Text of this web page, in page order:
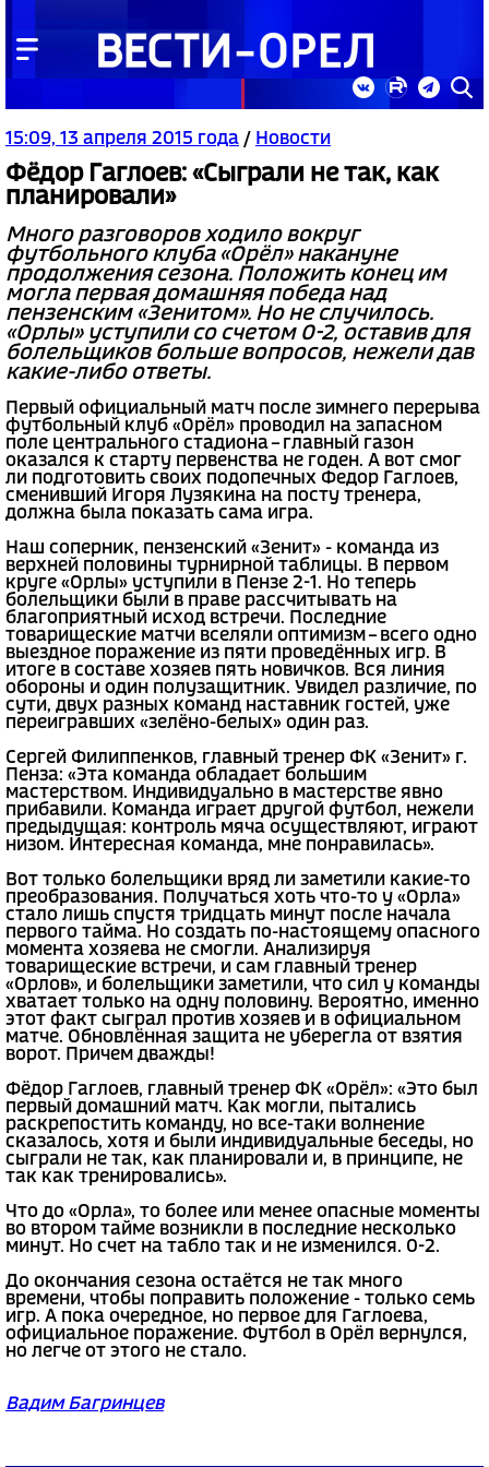
15:09, 13 апреля 2015 года / Новости
Фёдор Гаглоев: «Сыграли не так, как
планировали»
Много разговоров ходило вокруг
футбольного клуба «Орёл» накануне
продолжения сезона. Положить конец им
могла первая домашняя победа над
пензенским «Зенитом». Но не случилось.
«Орлы» уступили со счетом 0-2, оставив для
болельщиков больше вопросов, нежели дав
какие-либо ответы.
Первый официальный матч после зимнего перерыва
футбольный клуб «Орёл» проводил на запасном
поле центрального стадиона – главный газон
оказался к старту первенства не годен. А вот смог
ли подготовить своих подопечных Федор Гаглоев,
сменивший Игоря Лузякина на посту тренера,
должна была показать сама игра.
Наш соперник, пензенский «Зенит» - команда из
верхней половины турнирной таблицы. В первом
круге «Орлы» уступили в Пензе 2-1. Но теперь
болельщики были в праве рассчитывать на
благоприятный исход встречи. Последние
товарищеские матчи вселяли оптимизм – всего одно
выездное поражение из пяти проведённых игр. В
итоге в составе хозяев пять новичков. Вся линия
обороны и один полузащитник. Увидел различие, по
сути, двух разных команд наставник гостей, уже
переигравших «зелёно-белых» один раз.
Сергей Филиппенков, главный тренер ФК «Зенит» г.
Пенза: «Эта команда обладает большим
мастерством. Индивидуально в мастерстве явно
прибавили. Команда играет другой футбол, нежели
предыдущая: контроль мяча осуществляют, играют
низом. Интересная команда, мне понравилась».
Вот только болельщики вряд ли заметили какие-то
преобразования. Получаться хоть что-то у «Орла»
стало лишь спустя тридцать минут после начала
первого тайма. Но создать по-настоящему опасного
момента хозяева не смогли. Анализируя
товарищеские встречи, и сам главный тренер
«Орлов», и болельщики заметили, что сил у команды
хватает только на одну половину. Вероятно, именно
этот факт сыграл против хозяев и в официальном
матче. Обновлённая защита не уберегла от взятия
ворот. Причем дважды!
Фёдор Гаглоев, главный тренер ФК «Орёл»: «Это был
первый домашний матч. Как могли, пытались
раскрепостить команду, но все-таки волнение
сказалось, хотя и были индивидуальные беседы, но
сыграли не так, как планировали и, в принципе, не
так как тренировались».
Что до «Орла», то более или менее опасные моменты
во втором тайме возникли в последние несколько
минут. Но счет на табло так и не изменился. 0-2.
До окончания сезона остаётся не так много
времени, чтобы поправить положение - только семь
игр. А пока очередное, но первое для Гаглоева,
официальное поражение. Футбол в Орёл вернулся,
но легче от этого не стало.
Вадим Багринцев